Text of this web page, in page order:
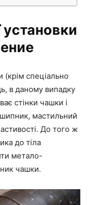
(крім спеціально
в даному випадку
стінки чашки і
мастильний
До того ж
до тіла
метало-
чашки.